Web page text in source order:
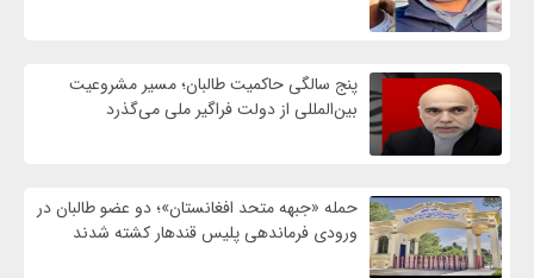
پنج سالگی حاکمیت طالبان؛ مسیر مشروعیت
بین‌المللی از دولت فراگیر ملی می‌گذرد
حمله «جبهه متحد افغانستان»؛ دو عضو طالبان در
ورودی فرماندهی پلیس قندهار کشته شدند